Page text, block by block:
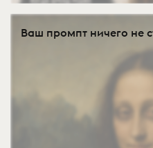
Ваш промпт ничего не